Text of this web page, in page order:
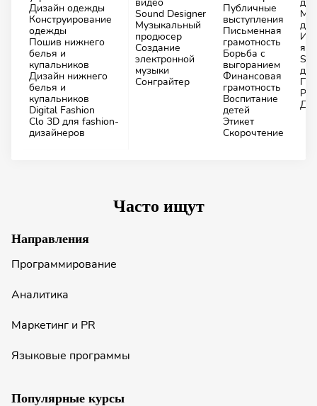
Дизайн одежды
Конструирование
одежды
Пошив нижнего
белья и
купальников
Дизайн нижнего
белья и
купальников
Digital Fashion
Clo 3D для fashion-
дизайнеров
Sound Designer
Музыкальный
продюсер
Создание
электронной
музыки
Сонграйтер
Публичные
выступления
Письменная
грамотность
Борьба с
выгоранием
Финансовая
грамотность
Воспитание
детей
Этикет
Скорочтение
Часто ищут
Направления
Программирование
Аналитика
Маркетинг и PR
Языковые программы
Популярные курсы